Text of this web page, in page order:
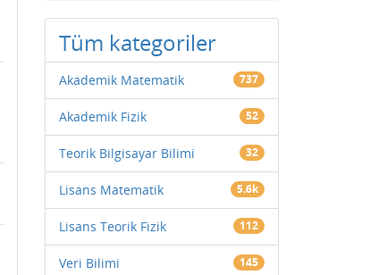
Tüm kategoriler
Akademik Matematik 737
Akademik Fizik 52
Teorik Bilgisayar Bilimi 32
Lisans Matematik 5.6k
Lisans Teorik Fizik 112
Veri Bilimi 145